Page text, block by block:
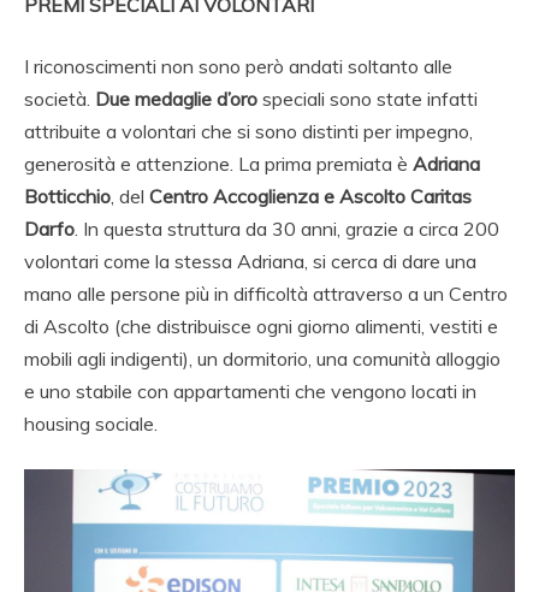
PREMI SPECIALI AI VOLONTARI
I riconoscimenti non sono però andati soltanto alle
società. Due medaglie d’oro speciali sono state infatti
attribuite a volontari che si sono distinti per impegno,
generosità e attenzione. La prima premiata è Adriana
Botticchio, del Centro Accoglienza e Ascolto Caritas
Darfo. In questa struttura da 30 anni, grazie a circa 200
volontari come la stessa Adriana, si cerca di dare una
mano alle persone più in difficoltà attraverso a un Centro
di Ascolto (che distribuisce ogni giorno alimenti, vestiti e
mobili agli indigenti), un dormitorio, una comunità alloggio
e uno stabile con appartamenti che vengono locati in
housing sociale.